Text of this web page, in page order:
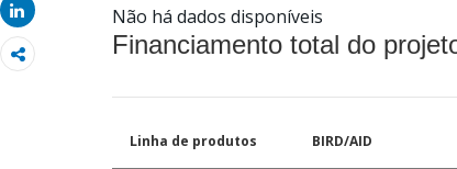
Share
Não há dados disponíveis
Financiamento total do
Linha de produtos BIRD/AID